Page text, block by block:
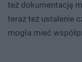
też dokumentację
teraz też ustalenie
mogła mieć